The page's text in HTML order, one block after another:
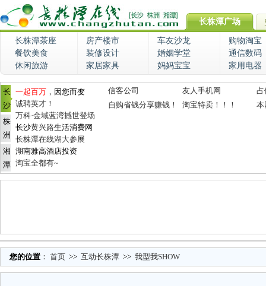
长株潭广场
长株潭茶座 房产楼市 车友沙龙
购物淘宝
餐饮美食
装修设计 婚姻学堂
通信数码
休闲旅游
家居家具 妈妈宝宝 家用电器
长
沙
株
洲
湘
潭
一起百万 ，因您而变
诚聘英才！
万科·金域蓝湾撼世登场
长沙黄兴路生活消费网
长株潭在线湖大参展
湖南雅高酒店投资
淘宝全都有~
信客公司 友人手机网
占
自购省钱分享赚钱！
淘宝特卖！！！ 本
您的位置 ： 首页 >> 互动长株潭 >> 我型我SHOW